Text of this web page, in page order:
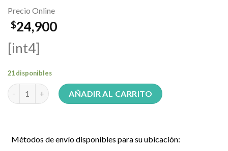
Precio Online
$24,900
[int4]
21 disponibles
Máquina de coser mini Suono HOG0054 cantidad
AÑADIR AL CARRITO
Métodos de envío disponibles para su ubicación: